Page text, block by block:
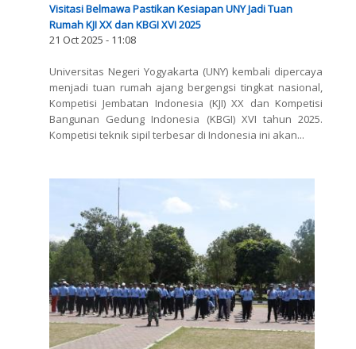
Visitasi Belmawa Pastikan Kesiapan UNY Jadi Tuan
Rumah KJI XX dan KBGI XVI 2025
21 Oct 2025 - 11:08
Universitas Negeri Yogyakarta (UNY) kembali dipercaya
menjadi tuan rumah ajang bergengsi tingkat nasional,
Kompetisi Jembatan Indonesia (KJI) XX dan Kompetisi
Bangunan Gedung Indonesia (KBGI) XVI tahun 2025.
Kompetisi teknik sipil terbesar di Indonesia ini akan...